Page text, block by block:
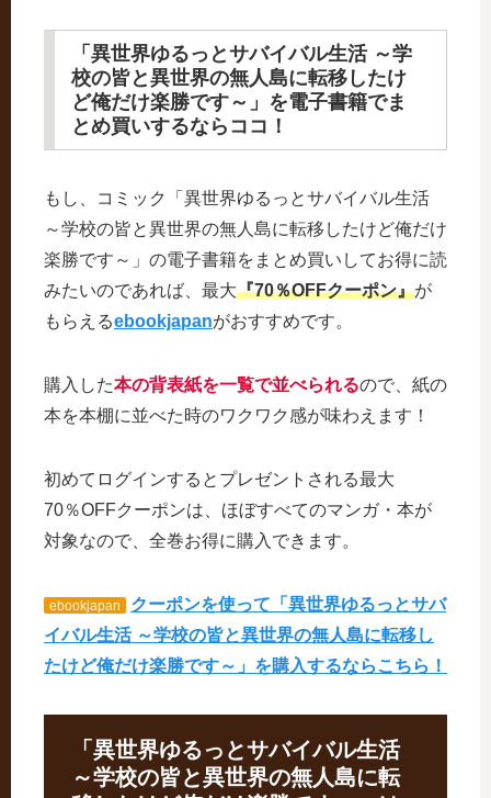
「異世界ゆるっとサバイバル生活 ～学
校の皆と異世界の無人島に転移したけ
ど俺だけ楽勝です～」を電子書籍でま
とめ買いするならココ！
もし、コミック「異世界ゆるっとサバイバル生活
～学校の皆と異世界の無人島に転移したけど俺だけ
楽勝です～」の電子書籍をまとめ買いしてお得に読
みたいのであれば、最大『70％OFFクーポン』が
もらえるebookjapanがおすすめです。
購入した本の背表紙を一覧で並べられるので、紙の
本を本棚に並べた時のワクワク感が味わえます！
初めてログインするとプレゼントされる最大
70％OFFクーポンは、ほぼすべてのマンガ・本が
対象なので、全巻お得に購入できます。
ebookjapan
クーポンを使って「異世界ゆるっとサバ
イバル生活 ～学校の皆と異世界の無人島に転移し
たけど俺だけ楽勝です～」を購入するならこちら！
「異世界ゆるっとサバイバル生活
～学校の皆と異世界の無人島に転